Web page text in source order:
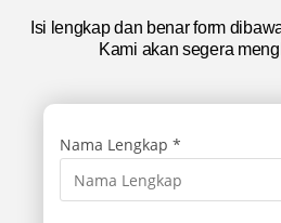
Isi lengkap dan benar form
Kami akan segera
Nama Lengkap *